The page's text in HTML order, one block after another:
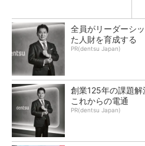
全員がリーダーシ
た人財を育成する
PR(dentsu Japan)
創業125年の課題解
これからの電通
PR(dentsu Japan)